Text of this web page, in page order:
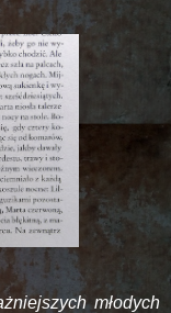
młodych